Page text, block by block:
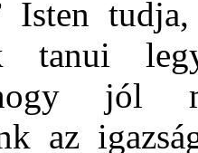
Isten
tanui
jól
az